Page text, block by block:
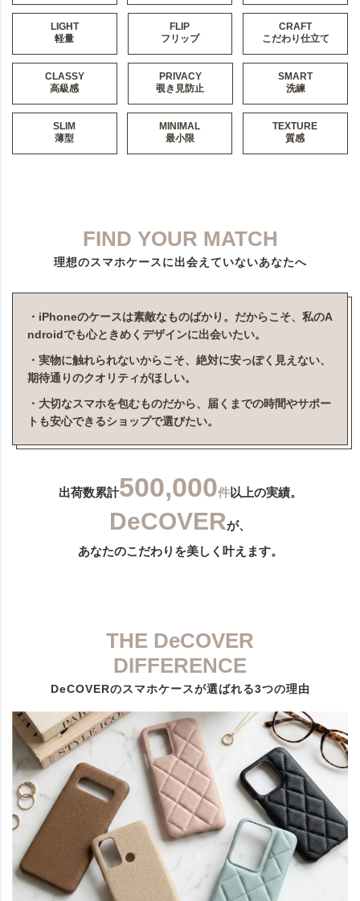
LIGHT
軽量
FLIP
フリップ
CRAFT
こだわり仕立て
CLASSY
高級感
PRIVACY
覗き見防止
SMART
洗練
SLIM
薄型
MINIMAL
最小限
TEXTURE
質感
FIND YOUR MATCH
理想のスマホケースに出会えていないあなたへ
・iPhoneのケースは素敵なものばかり。だからこそ、私のA
ndroidでも心ときめくデザインに出会いたい。
・実物に触れられないからこそ、絶対に安っぽく見えない、
期待通りのクオリティがほしい。
・大切なスマホを包むものだから、届くまでの時間やサポー
トも安心できるショップで選びたい。
出荷数累計500,000件以上の実績。
DeCOVERが、
あなたのこだわりを美しく叶えます。
THE DeCOVER
DIFFERENCE
DeCOVERのスマホケースが選ばれる3つの理由